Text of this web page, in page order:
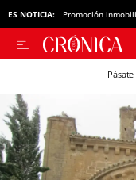
ES NOTICIA: Promoción